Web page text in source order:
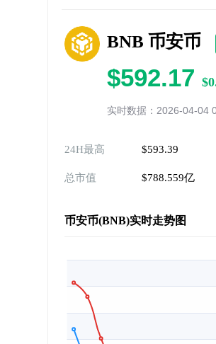
BNB 币安币
$592.17
实时数据：2026-04-04
24H最高 $593.39
总市值 $788.559亿
币安币(BNB)实时走势图